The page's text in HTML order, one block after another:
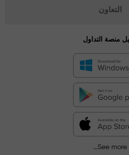
التعاون
منصة التداول
See more...